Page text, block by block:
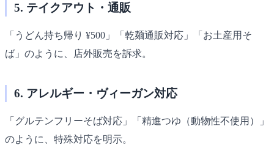
5. テイクアウト・通販
「うどん持ち帰り ¥500」「乾麺通販対応」「お土産用そ
ば」のように、店外販売を訴求。
6. アレルギー・ヴィーガン対応
「グルテンフリーそば対応」「精進つゆ（動物性不使用）」
のように、特殊対応を明示。